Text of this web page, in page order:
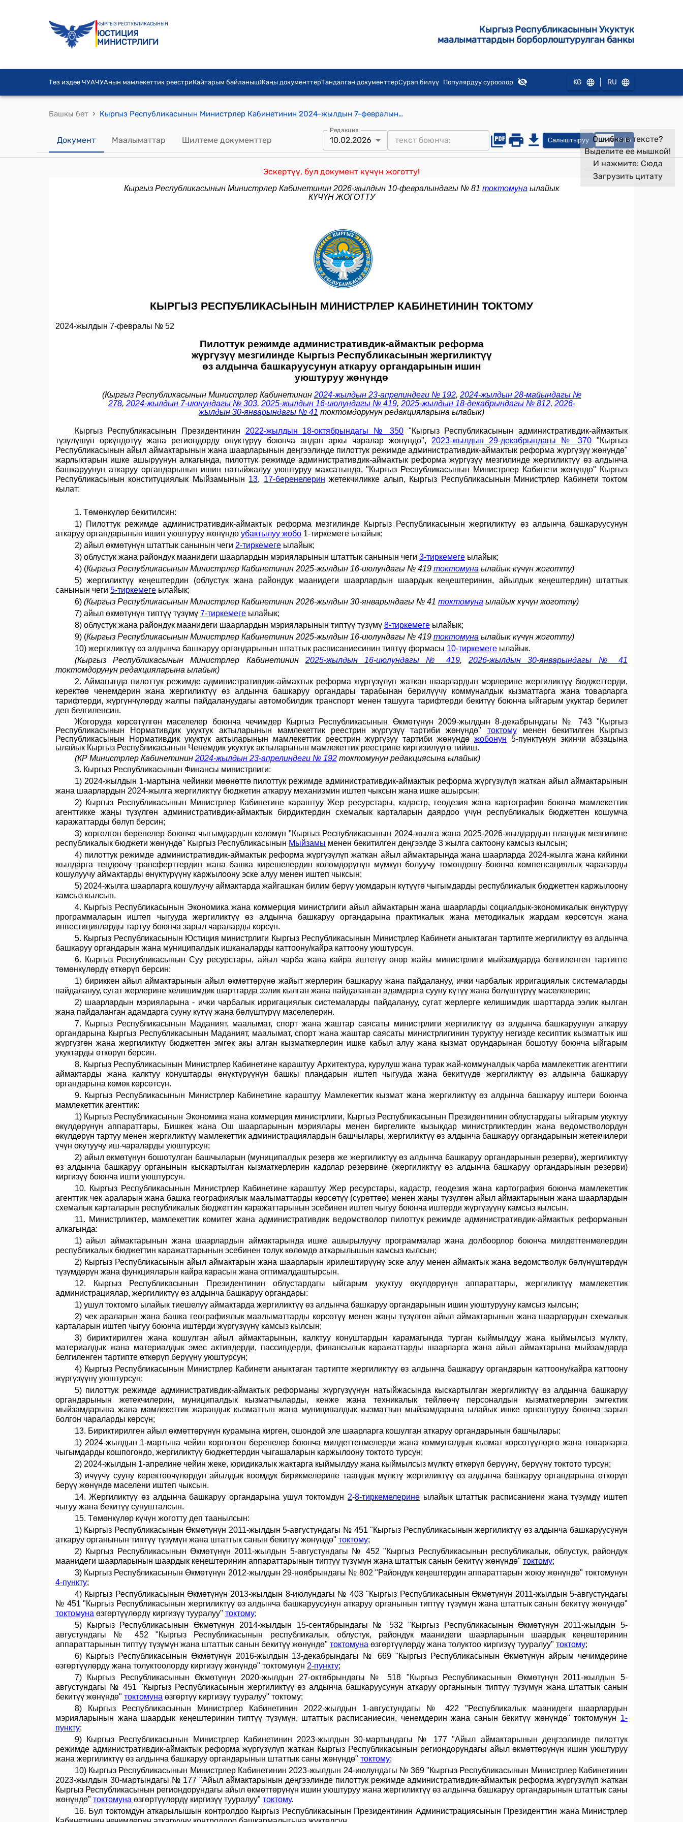
КЫРГЫЗ РЕСПУБЛИКАСЫНЫН
ЮСТИЦИЯ
МИНИСТРЛИГИ
Кыргыз Республикасынын Укуктук
маалыматтардын борборлоштурулган банкы
Тез издөө ЧУАЧУАнын мамлекеттик реестриКайтарым байланышЖаңы документтерТандалган документтерСурап билүү Популярдуу суроолор KG RU
Башкы бет › Кыргыз Республикасынын Министрлер Кабинетинин 2024-жылдын 7-февралындагы № 52 "Пилоттук режимде административдик-аймактык реформа жүргүзүү мезгилинде Кыргыз Республикасынын жергиликтүү өз алдынча башкаруусунун аткаруу органдарынын ишин уюштуруу жөнүндө" токтому
Документ Маалыматтар Шилтеме документтер
Редакция
10.02.2026 Салыштыруу OPEN DATA
Эскертүү, бул документ күчүн жоготту!
Ошибка в тексте?
Выделите ее мышкой!
И нажмите: Сюда
Загрузить цитату